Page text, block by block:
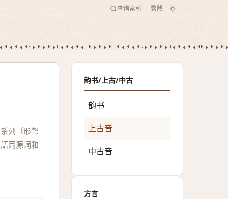
查询索引 繁體
列（形聲
同源詞和
韵书/上古/中古
韵书
上古音
中古音
方言